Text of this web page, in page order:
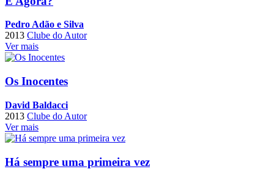
Pedro Adão e Silva
2013 Clube do Autor
Ver mais
Os Inocentes
David Baldacci
2013 Clube do Autor
Ver mais
Há sempre uma primeira vez